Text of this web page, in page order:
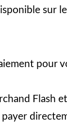
sur
pour
Flash